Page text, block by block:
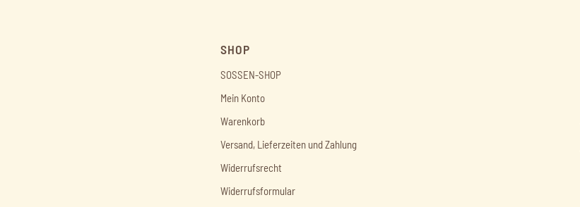
SHOP
SOSSEN-SHOP
Mein Konto
Warenkorb
Versand, Lieferzeiten und Zahlung
Widerrufsrecht
Widerrufsformular